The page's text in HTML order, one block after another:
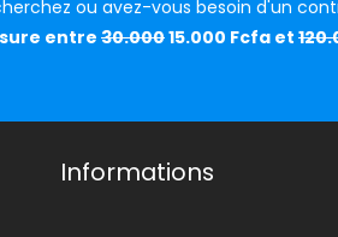
ou avez-vous besoin d'un
entre30.00015.000 Fcfa et
Informations